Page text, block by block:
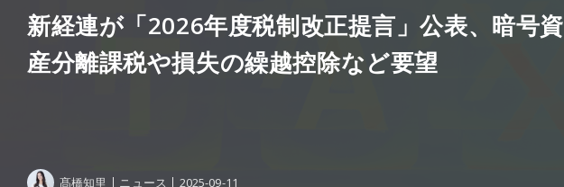
新経連が「2026年度税制改正提言」公表、暗号資
産分離課税や損失の繰越控除など要望
髙橋知里 ニュース 2025-09-11